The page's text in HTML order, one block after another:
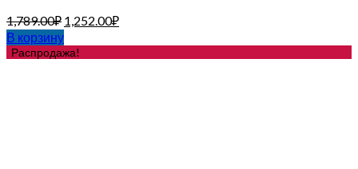
1,789.00₽ 1,252.00₽
В корзину
Распродажа!